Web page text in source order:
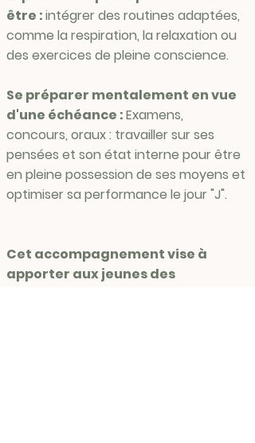
être :intégrer des routines adaptées,
comme la respiration, la relaxation ou
des exercices de pleine conscience.
Se préparer mentalement en vue
d'une échéance :Examens,
concours, oraux : travailler sur ses
pensées et son état interne pour être
en pleine possession de ses moyens et
optimiser sa performance le jour "J".​
Cet accompagnement vise à
apporter aux jeunes des